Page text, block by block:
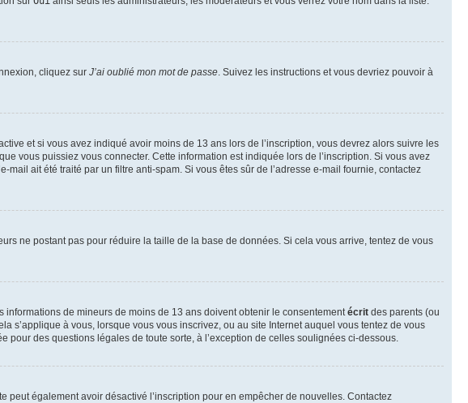
cliquez sur J’ai oublié mon mot de passe. Suivez les instructions et vous devriez pouvoir à
et si vous avez indiqué avoir moins de 13 ans lors de l’inscription, vous devrez alors suivre les
vous puissiez vous connecter. Cette information est indiquée lors de l’inscription. Si vous avez
ait été traité par un filtre anti-spam. Si vous êtes sûr de l’adresse e-mail fournie, contactez
ne postant pas pour réduire la taille de la base de données. Si cela vous arrive, tentez de vous
de mineurs de moins de 13 ans doivent obtenir le consentementécrit des parents (ou
s’applique à vous, lorsque vous vous inscrivez, ou au site Internet auquel vous tentez de vous
des questions légales de toute sorte, à l’exception de celles soulignées ci-dessous.
peut également avoir désactivé l’inscription pour en empêcher de nouvelles. Contactez